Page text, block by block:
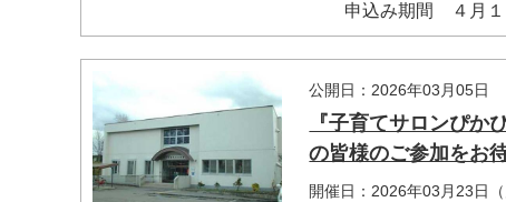
申込み期間 ４月１
公開日：2026年03月05日
『子育てサロンぴか
の皆様のご参加をお
開催日：2026年03月23日（